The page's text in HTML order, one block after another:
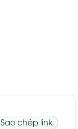
Sao chép link